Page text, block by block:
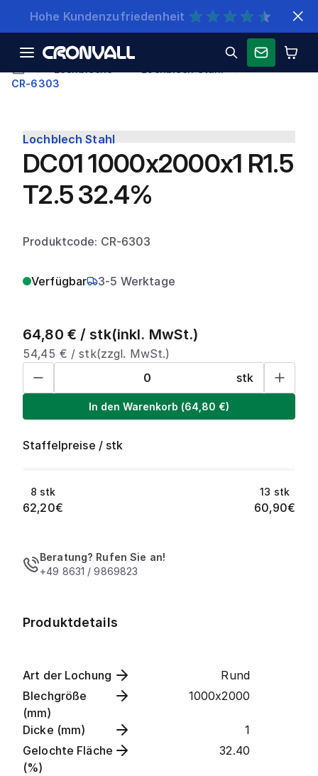
Schnelle Lieferung
CR-6303
Lochblech Stahl
DC01 1000x2000x1 R1.5
T2.5 32.4%
Produktcode: CR-6303
Verfügbar 3-5 Werktage
64,80 € / stk(inkl. MwSt.)
54,45 € /stk(zzgl. MwSt.)
stk
In den Warenkorb (64,80 €)
Staffelpreise / stk
8 stk
62,20€
13 stk
60,90€
Beratung? Rufen Sie an!
+49 8631 / 9869823
Produktdetails
Art der Lochung
Rund
Blechgröße
(mm)
1000x2000
Dicke (mm)
1
Gelochte Fläche
(%)
32.40